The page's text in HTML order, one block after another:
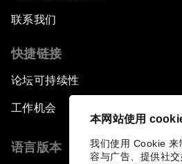
本网站使用
我们使用 Cookie 来
容与广告、提供社
联系我们
快捷链接
论坛可持续性
工作机会
语言版本